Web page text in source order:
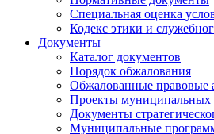
Специальная оценка
Кодекс этики и
Документы
Каталог документов
Порядок обжалования
Обжалованные правовые
Проекты муниципальных
Документы
Муниципальные